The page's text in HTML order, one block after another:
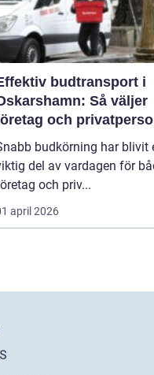
budtransport i
Så väljer
och
lösning
budkörning har blivit
del av vardagen för
och priv...
april 2026